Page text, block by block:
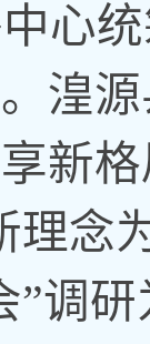
心
湟
新
理念
”调